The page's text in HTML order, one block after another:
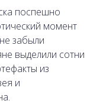
поспешно
момент
забыли
выделили сотни
из
и